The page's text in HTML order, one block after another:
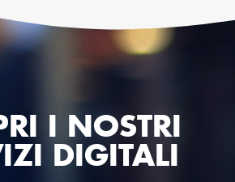
I NOSTRI
DIGITALI